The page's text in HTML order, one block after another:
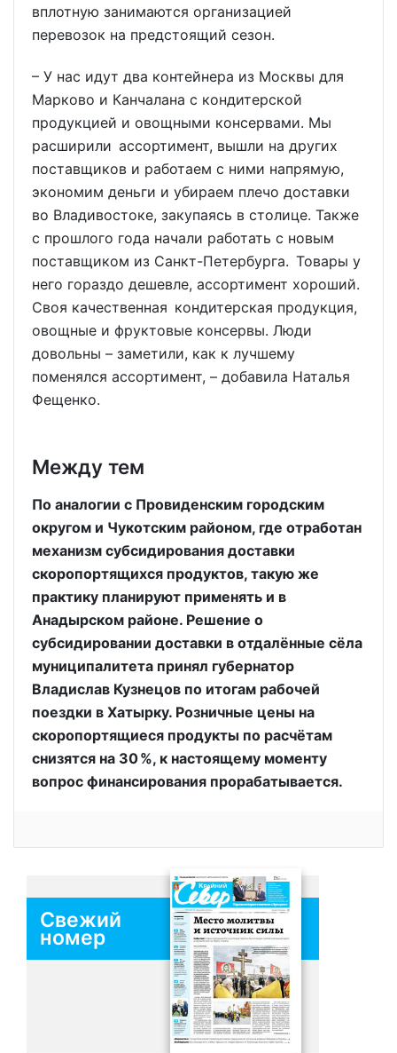
вплотную занимаются организацией
перевозок на предстоящий сезон.
– У нас идут два контейнера из Москвы для
Марково и Канчалана с кондитерской
продукцией и овощными консервами. Мы
расширили ассортимент, вышли на других
поставщиков и работаем с ними напрямую,
экономим деньги и убираем плечо доставки
во Владивостоке, закупаясь в столице. Также
с прошлого года начали работать с новым
поставщиком из Санкт-Петербурга. Товары у
него гораздо дешевле, ассортимент хороший.
Своя качественная кондитерская продукция,
овощные и фруктовые консервы. Люди
довольны – заметили, как к лучшему
поменялся ассортимент, – добавила Наталья
Фещенко.
Между тем
По аналогии с Провиденским городским
округом и Чукотским районом, где отработан
механизм субсидирования доставки
скоропортящихся продуктов, такую же
практику планируют применять и в
Анадырском районе. Решение о
субсидировании доставки в отдалённые сёла
муниципалитета принял губернатор
Владислав Кузнецов по итогам рабочей
поездки в Хатырку. Розничные цены на
скоропортящиеся продукты по расчётам
снизятся на 30 %, к настоящему моменту
вопрос финансирования прорабатывается.
Свежий
номер